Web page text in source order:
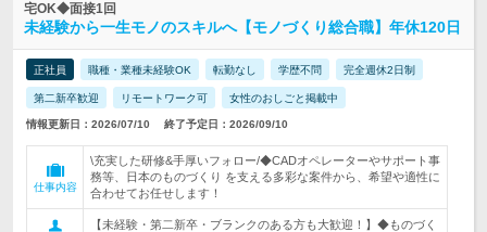
宅OK◆面接1回
未経験から一生モノのスキルへ【モノづくり総合職】年休120日
正社員 職種・業種未経験OK 転勤なし 学歴不問 完全週休2日制
第二新卒歓迎 リモートワーク可 女性のおしごと掲載中
情報更新日：2026/07/10 終了予定日：2026/09/10
仕事内容
\充実した研修&手厚いフォロー/◆CADオペレーターやサポート事
務等、日本のものづくり を支える多彩な案件から、希望や適性に
合わせてお任せします！
【未経験・第二新卒・ブランクのある方も大歓迎！】◆ものづく